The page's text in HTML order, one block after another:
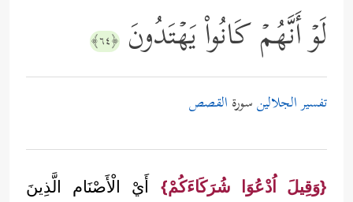
لَوۡ أَنَّهُمۡ كَانُواْ یَهۡتَدُونَ ﴿٦٤﴾
تفسير الجلالينسورة القصص
{وَقِيلَ اُدْعُوَا شُرَكَاءَكُمْ} أَيْ الْأَصْنَام الَّذِينَ